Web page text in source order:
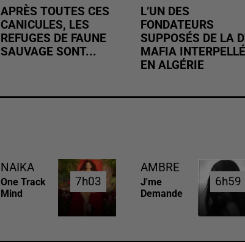
APRÈS TOUTES CES
CANICULES, LES
REFUGES DE FAUNE
SAUVAGE SONT...
L’UN DES
FONDATEURS
SUPPOSÉS DE LA
MAFIA INTERPELLÉ
EN ALGÉRIE
NAIKA
One Track
Mind
7h03
7h03
AMBRE
J'me
Demande
6h59
6h59